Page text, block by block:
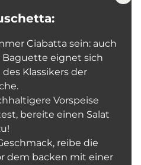
Ciabatta sein: auch
Baguette eignet sich
Klassikers der
Vorspeise
bereite einen Salat
reibe die
dem backen mit einer